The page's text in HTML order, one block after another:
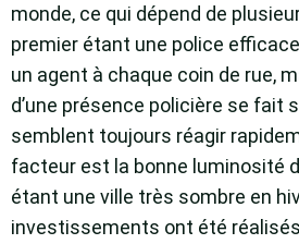
monde, ce qui dépend de
premier étant une police
un agent à chaque coin de rue,
d’une présence policière se fait
semblent toujours réagir
facteur est la bonne luminosité
étant une ville très sombre en
investissements ont été